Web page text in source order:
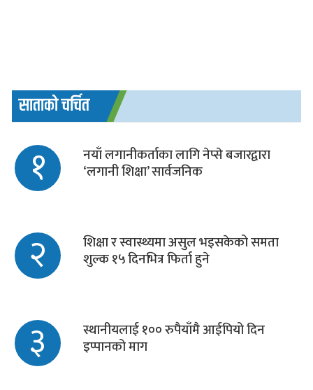
साताको चर्चित
१ नयाँ लगानीकर्ताका लागि नेप्से बजारद्वारा
‘लगानी शिक्षा’ सार्वजनिक
२ शिक्षा र स्वास्थ्यमा असुल भइसकेको समता
शुल्क १५ दिनभित्र फिर्ता हुने
३ स्थानीयलाई १०० रुपैयाँमै आईपियो दिन
इप्पानको माग